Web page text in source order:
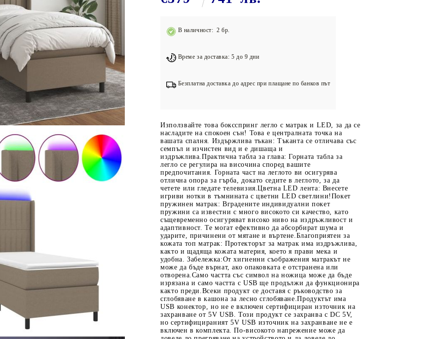
Подложки за фитнес уреди
Лостове за набиране
Силови кули
Йога и пилатес
Tweet
В наличност: 2 бр.
Време за доставка: 5 до 9 дни
Безплатна доставка до адрес при плащане по банков път
Използвайте това боксспринг легло с матрак и LED, за да се
насладите на спокоен сън! Това е централната точка на
вашата спалня. Издържлива тъкан: Тъканта се отличава със
семпъл и изчистен вид и е дишаща и
издръжлива.Практична табла за глава: Горната табла за
легло се регулира на височина според вашите
предпочитания. Горната част на леглото ви осигурява
отлична опора за гърба, докато седите в леглото, за да
четете или гледате телевизия.Цветна LED лента: Внесете
игриви нотки в тъмнината с цветни LED светлини!Покет
пружинен матрак: Вградените индивидуални покет
пружини са известни с много високото си качество, като
същевременно осигуряват високо ниво на издръжливост и
адаптивност. Те могат ефективно да абсорбират шума и
ударите, причинени от мятане и въртене.Благоприятен за
кожата топ матрак: Протекторът за матрак има издръжлива,
както и щадяща кожата материя, което я прави мека и
удобна. Забележка:От хигиенни съображения матракът не
може да бъде върнат, ако опаковката е отстранена или
отворена.Само частта със символ на ножица може да бъде
изрязана и само частта с USB ще продължи да функционира
както преди.Всеки продукт се доставя с ръководство за
сглобяване в кашона за лесно сглобяване.Продуктът има
USB конектор, но не е включен сертифициран източник на
захранване от 5V USB. Този продукт се захранва с DC 5V,
но сертифицираният 5V USB източник на захранване не е
включен в комплекта. По-високото напрежение може да